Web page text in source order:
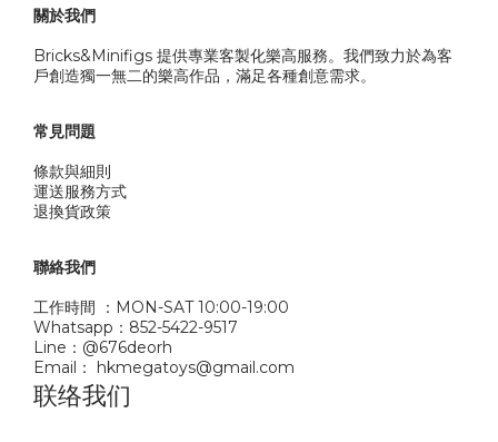
關於我們
Bricks&Minifigs 提供專業客製化樂高服務。我們致力於為客
戶創造獨一無二的樂高作品，滿足各種創意需求。
常見問題
條款與細則
運送服務方式
退換貨政策
聯絡我們
工作時間 ：MON-SAT 10:00-19:00
Whatsapp：852-5422-9517
Line：@676deorh
Email： hkmegatoys@gmail.com
联络我们